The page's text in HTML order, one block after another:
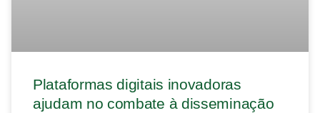
Plataformas digitais inovadoras
ajudam no combate à disseminação